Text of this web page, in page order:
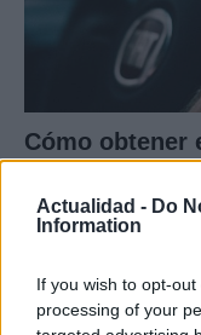
Actualidad - Do
Information
If you wish to opt-
processing of your
Cómo obtener
La International
AUTOMOVIL